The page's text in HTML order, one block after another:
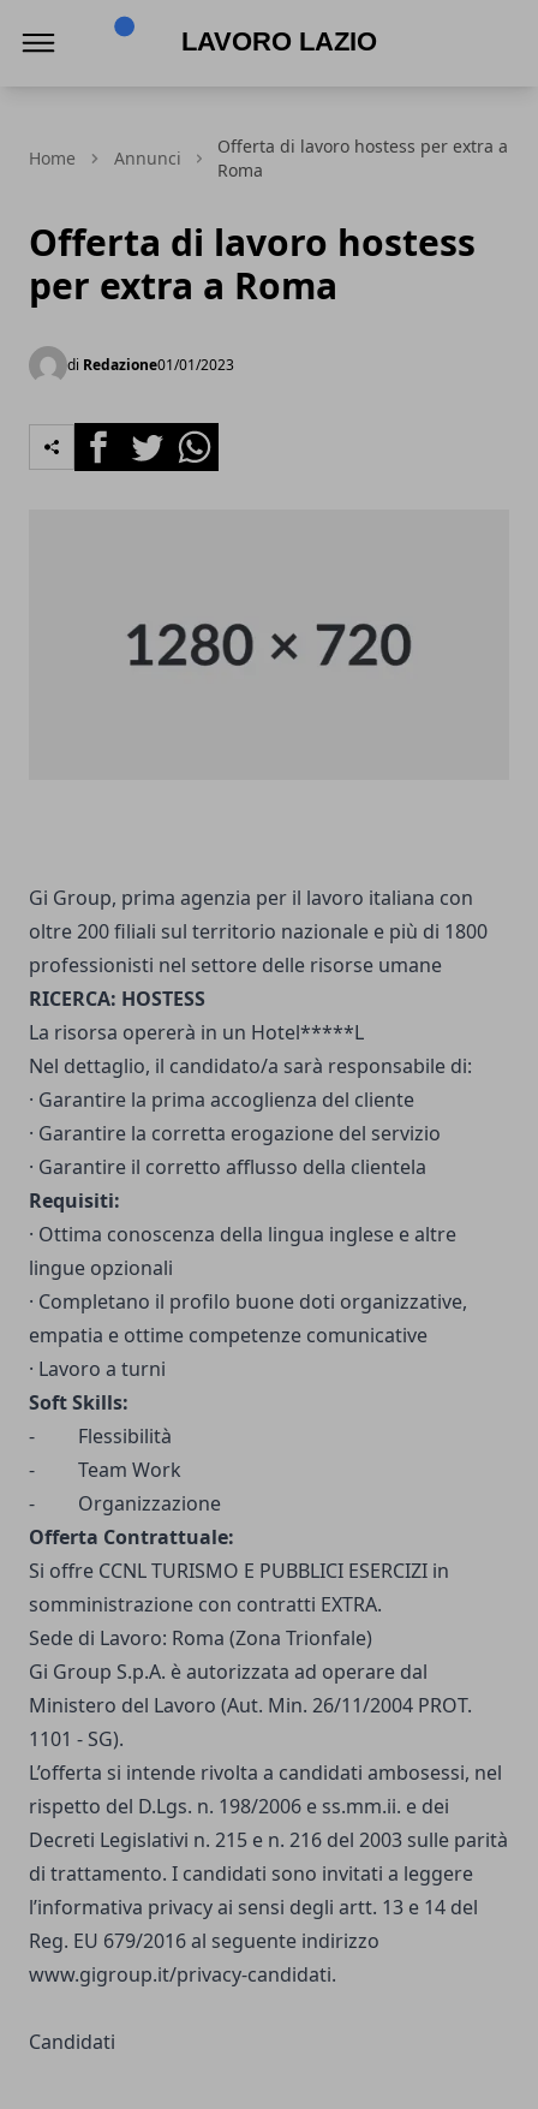
Home Annunci
Offerta di lavoro hostess per extra a
Roma
Offerta di lavoro hostess
per extra a Roma
di Redazione01/01/2023
FacebookTwitterWhatsapp
Gi Group, prima agenzia per il lavoro italiana con
oltre 200 filiali sul territorio nazionale e più di 1800
professionisti nel settore delle risorse umane
RICERCA: HOSTESS
La risorsa opererà in un Hotel*****L
Nel dettaglio, il candidato/a sarà responsabile di:
· Garantire la prima accoglienza del cliente
· Garantire la corretta erogazione del servizio
· Garantire il corretto afflusso della clientela
Requisiti:
· Ottima conoscenza della lingua inglese e altre
lingue opzionali
· Completano il profilo buone doti organizzative,
empatia e ottime competenze comunicative
· Lavoro a turni
Soft Skills:
- Flessibilità
- Team Work
- Organizzazione
Offerta Contrattuale:
Si offre CCNL TURISMO E PUBBLICI ESERCIZI in
somministrazione con contratti EXTRA.
Sede di Lavoro: Roma (Zona Trionfale)
Gi Group S.p.A. è autorizzata ad operare dal
Ministero del Lavoro (Aut. Min. 26/11/2004 PROT.
1101 - SG).
L’offerta si intende rivolta a candidati ambosessi, nel
rispetto del D.Lgs. n. 198/2006 e ss.mm.ii. e dei
Decreti Legislativi n. 215 e n. 216 del 2003 sulle parità
di trattamento. I candidati sono invitati a leggere
l’informativa privacy ai sensi degli artt. 13 e 14 del
Reg. EU 679/2016 al seguente indirizzo
www.gigroup.it/privacy-candidati.
Candidati